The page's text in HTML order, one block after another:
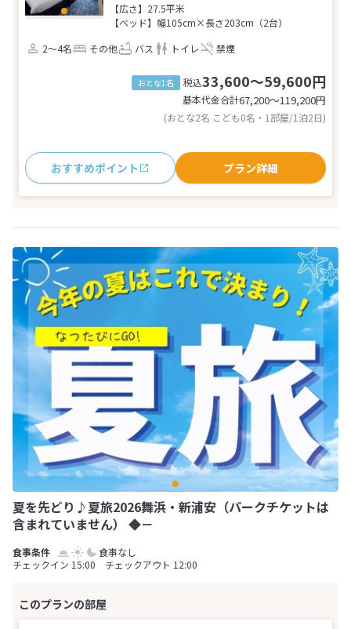
【広さ】27.5平米
【ベッド】幅105cm×長さ203cm（2台）
2～4名
その他 バス トイレ 禁煙
おとな1名 税込33,600～59,600円
基本代金合計67,200〜119,200円
(おとな2名 こども0名・1部屋/1泊2日)
おすすめポイント プラン詳細
夏を先どり♪夏旅2026舞浜・新浦安（パークチケットは
含まれていません） ◆－
食事なし
チェックイン 15:00 チェックアウト 12:00